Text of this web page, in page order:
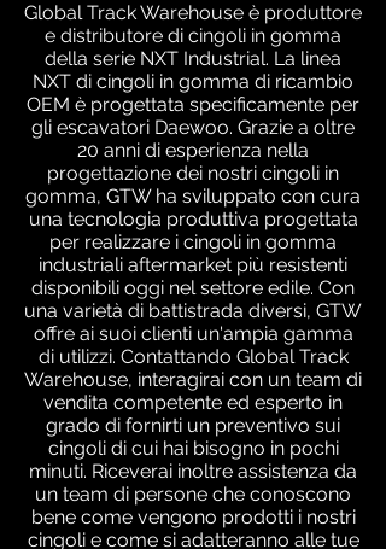
Global Track Warehouse è produttore
e distributore di cingoli in gomma
della serie NXT Industrial. La linea
NXT di cingoli in gomma di ricambio
OEM è progettata specificamente per
gli escavatori Daewoo. Grazie a oltre
20 anni di esperienza nella
progettazione dei nostri cingoli in
gomma, GTW ha sviluppato con cura
una tecnologia produttiva progettata
per realizzare i cingoli in gomma
industriali aftermarket più resistenti
disponibili oggi nel settore edile. Con
una varietà di battistrada diversi, GTW
offre ai suoi clienti un'ampia gamma
di utilizzi. Contattando Global Track
Warehouse, interagirai con un team di
vendita competente ed esperto in
grado di fornirti un preventivo sui
cingoli di cui hai bisogno in pochi
minuti. Riceverai inoltre assistenza da
un team di persone che conoscono
bene come vengono prodotti i nostri
cingoli e come si adatteranno alle tue